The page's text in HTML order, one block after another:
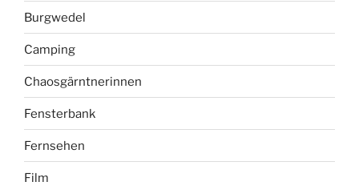
Burgwedel
Camping
Chaosgärntnerinnen
Fensterbank
Fernsehen
Film